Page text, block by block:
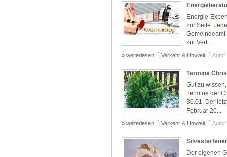
Energie-
zur Seite.
zur Verf...
» weiterlesen Verkehr & Umwelt
Termine
Gut zu
Termine der
30.01. Der
Februar 20...
» weiterlesen Verkehr & Umwelt
Der eigenen